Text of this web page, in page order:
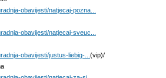
obavijesti/natjecaj-pozna...
obavijesti/natjecaj-sveuc...
obavijesti/justus-liebig-... (vip)/